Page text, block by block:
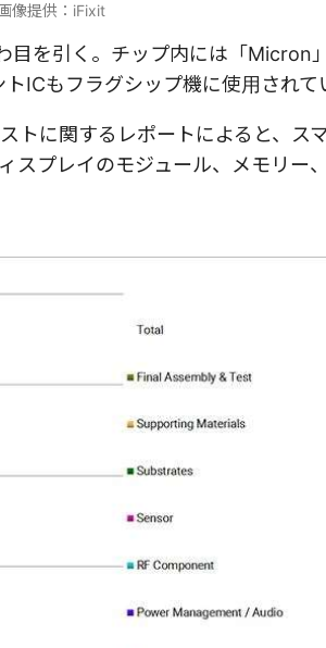
像提供：iFixit
目を引く。チップ内には「Micron
ICもフラグシップ機に使用されて
に関するレポートによると、ス
スプレイのモジュール、メモリー